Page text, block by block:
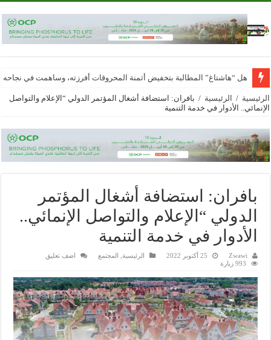
هل “هاشتاغ” المطالبة بتخفيض أثمنة المحروقات أفرزته، وساهمت في
الرئيسية / الرئيسية / بافران: استضافة أشغال المؤتمر الدولي “الإعلام والتواصل
الإنمائي.. الأدوار في خدمة التنمية
بافران: استضافة أشغال المؤتمر
الدولي “الإعلام والتواصل الإنمائي..
الأدوار في خدمة التنمية
Zwawi 25 أكتوبر 2022 الرئيسية المجتمع
اضف تعليق
993 زيارة